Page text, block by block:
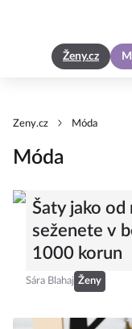
Ženy.cz
Zeny.cz Móda
Móda
Šaty jako od
seženete v
1000 korun
Sára Blahaj Ženy